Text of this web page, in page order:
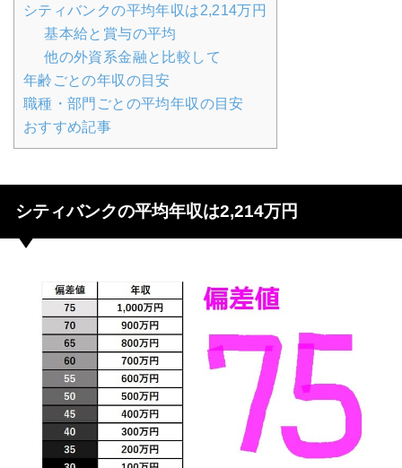
シティバンクの平均年収は2,214万円
基本給と賞与の平均
他の外資系金融と比較して
年齢ごとの年収の目安
職種・部門ごとの平均年収の目安
おすすめ記事
シティバンクの平均年収は2,214万円